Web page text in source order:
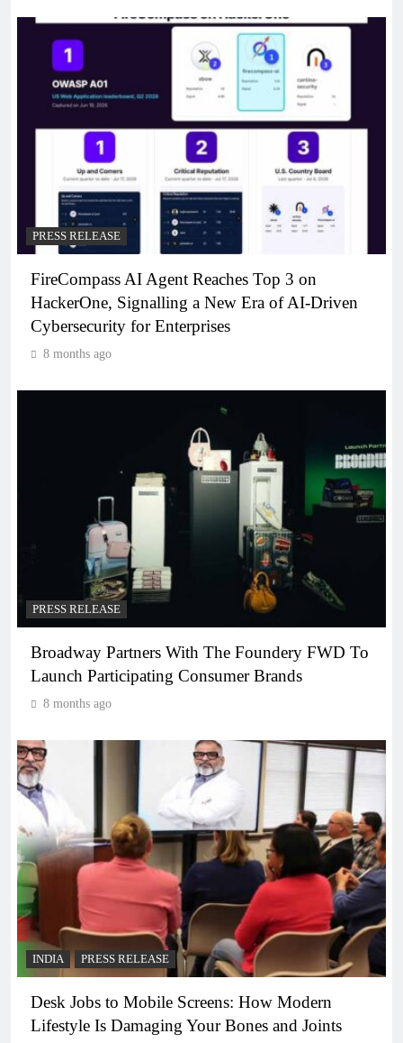
PRESS RELEASE
FireCompass AI Agent Reaches Top 3 on
HackerOne, Signalling a New Era of AI-Driven
Cybersecurity for Enterprises
8 months ago
PRESS RELEASE
Broadway Partners With The Foundery FWD To
Launch Participating Consumer Brands
8 months ago
INDIA PRESS RELEASE
Desk Jobs to Mobile Screens: How Modern
Lifestyle Is Damaging Your Bones and Joints